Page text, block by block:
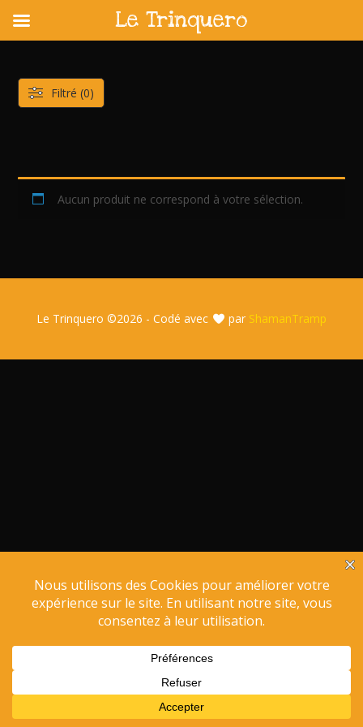
content
Aucun produit ne correspond à votre sélection.
Filtré (0)
Le Trinquero ©2026 - Codé avec par ShamanTramp
Le Trinquero